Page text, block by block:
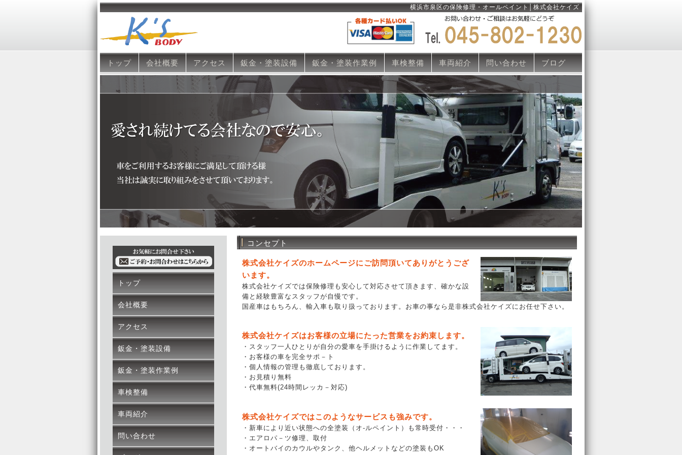
横浜市泉区の保険修理・オールペイント│株式会社ケイズ
トップ 会社概要 アクセス 鈑金・塗装設備 鈑金・塗装作業例 車検整備 車両紹介 問い合わせ ブログ
トップ
会社概要
アクセス
鈑金・塗装設備
鈑金・塗装作業例
車検整備
車両紹介
問い合わせ
コンセプト
株式会社ケイズのホームページにご訪問頂いてありがとうござ
います。
株式会社ケイズでは保険修理も安心して対応させて頂きます、確かな設
備と経験豊富なスタッフが自慢です。
国産車はもちろん、輸入車も取り扱っております。お車の事なら是非株式会社ケイズにお任せ下さい。
株式会社ケイズはお客様の立場にたった営業をお約束します。
・スタッフ一人ひとりが自分の愛車を手掛けるように作業してます。
・お客様の車を完全サポ－ト
・個人情報の管理も徹底しております。
・お見積り無料
・代車無料(24時間レッカ－対応)
株式会社ケイズではこのようなサービスも強みです。
・新車により近い状態への全塗装（オ-ルペイント）も常時受付・・・
・エアロパ－ツ修理、取付
・オートバイのカウルやタンク、他ヘルメットなどの塗装もOK